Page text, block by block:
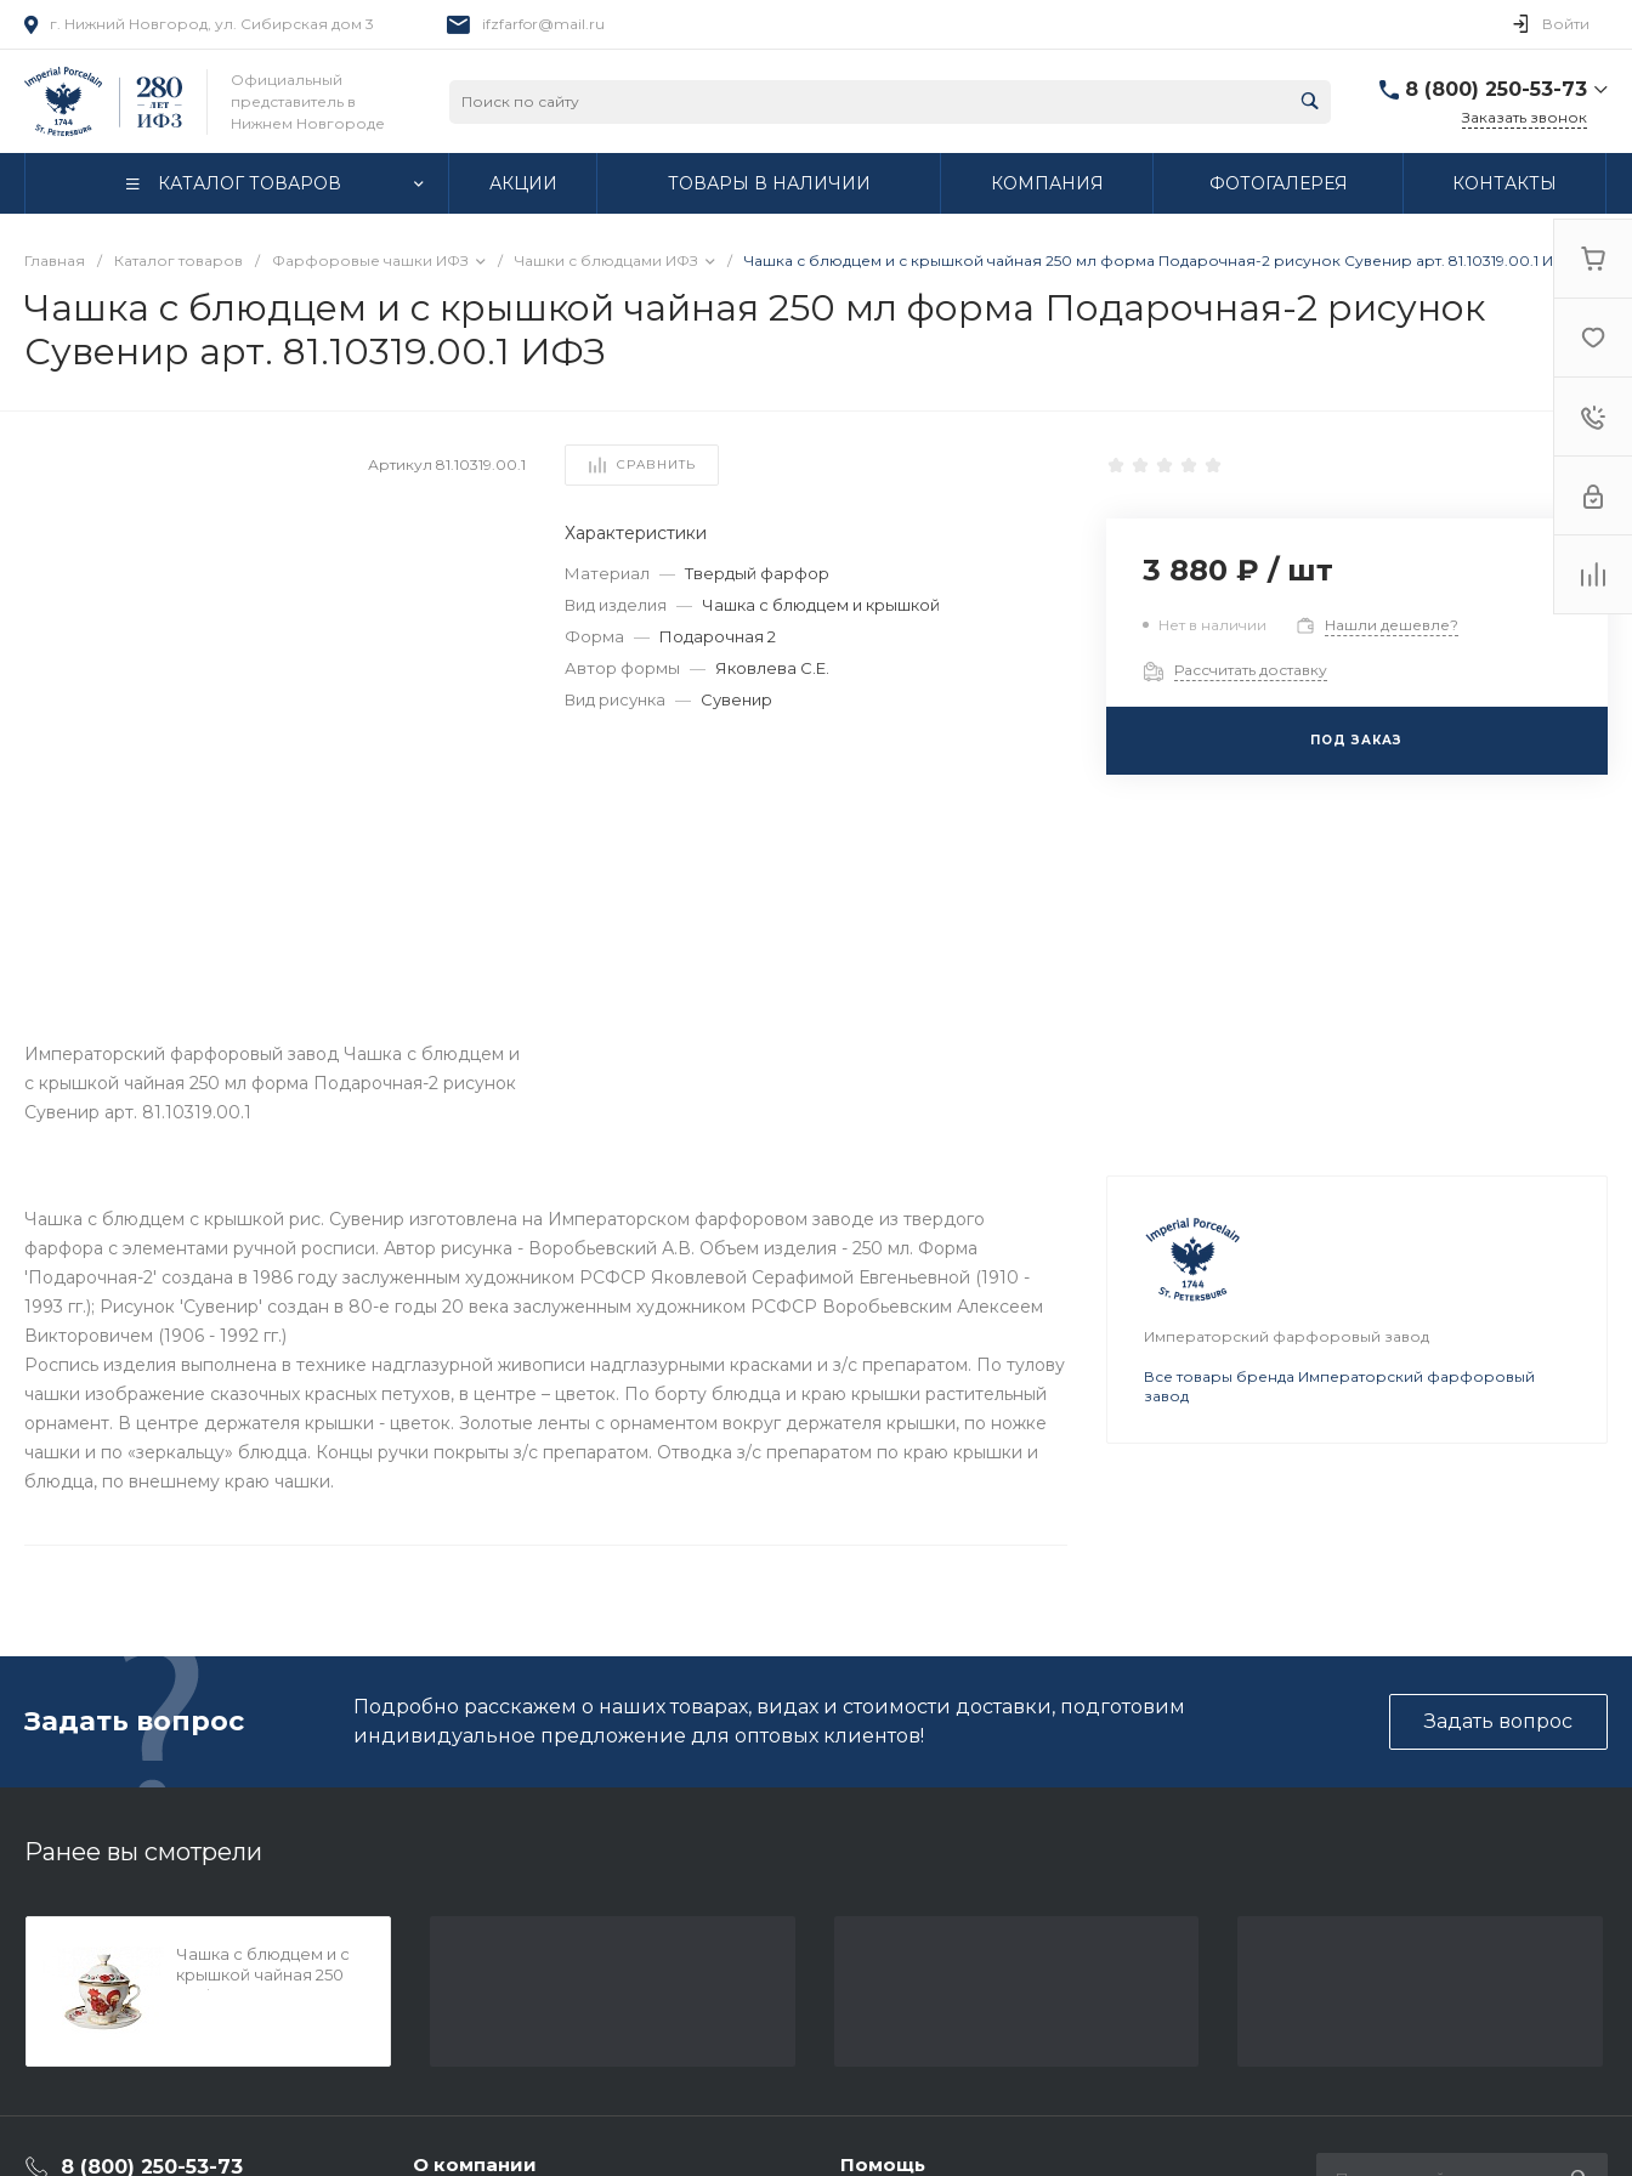
г. Нижний Новгород, ул. Сибирская дом 3 ifzfarfor@mail.ru Войти
Официальный
представитель в
Нижнем Новгороде
8 (800) 250-53-73
г. Нижний Новгород,
Выходной
Заказать звонок
КАТАЛОГ ТОВАРОВ АКЦИИ ТОВАРЫ В НАЛИЧИИ КОМПАНИЯ ФОТОГАЛЕРЕЯ КОНТАКТЫ
Главная / Каталог товаров / Фарфоровые чашки ИФЗ / Чашки с блюдцами ИФЗ / Чашка с блюдцем и с крышкой чайная 250 мл форма Подарочная-2 рисунок Сувенир арт. 81.10319.00.1 ИФЗ
Чашка с блюдцем и с крышкой чайная 250 мл форма Подарочная-2 рисунок
Сувенир арт. 81.10319.00.1 ИФЗ
Артикул81.10319.00.1 СРАВНИТЬ
Императорский фарфоровый завод Чашка с блюдцем и
с крышкой чайная 250 мл форма Подарочная-2 рисунок
Сувенир арт. 81.10319.00.1
Характеристики
Материал — Твердый фарфор
Вид изделия — Чашка с блюдцем и крышкой
Форма — Подарочная 2
Автор формы — Яковлева С.Е.
Вид рисунка — Сувенир
3 880 ₽ / шт
Нет в наличии Нашли дешевле?
Рассчитать доставку
ПОД ЗАКАЗ
Чашка с блюдцем с крышкой рис. Сувенир изготовлена на Императорском фарфоровом заводе из твердого
фарфора с элементами ручной росписи. Автор рисунка - Воробьевский А.В. Объем изделия - 250 мл. Форма
'Подарочная-2' создана в 1986 году заслуженным художником РСФСР Яковлевой Серафимой Евгеньевной (1910 -
1993 гг.); Рисунок 'Сувенир' создан в 80-е годы 20 века заслуженным художником РСФСР Воробьевским Алексеем
Викторовичем (1906 - 1992 гг.)
Роспись изделия выполнена в технике надглазурной живописи надглазурными красками и з/с препаратом. По тулову
чашки изображение сказочных красных петухов, в центре – цветок. По борту блюдца и краю крышки растительный
орнамент. В центре держателя крышки - цветок. Золотые ленты с орнаментом вокруг держателя крышки, по ножке
чашки и по «зеркальцу» блюдца. Концы ручки покрыты з/с препаратом. Отводка з/с препаратом по краю крышки и
блюдца, по внешнему краю чашки.
Императорский фарфоровый завод
Все товары бренда Императорский фарфоровый
завод
Задать вопрос
Подробно расскажем о наших товарах, видах и стоимости доставки, подготовим
индивидуальное предложение для оптовых клиентов!
Задать вопрос
Ранее вы смотрели
Чашка с блюдцем и с
крышкой чайная 250
мл форма
8 (800) 250-53-73 О компании Помощь